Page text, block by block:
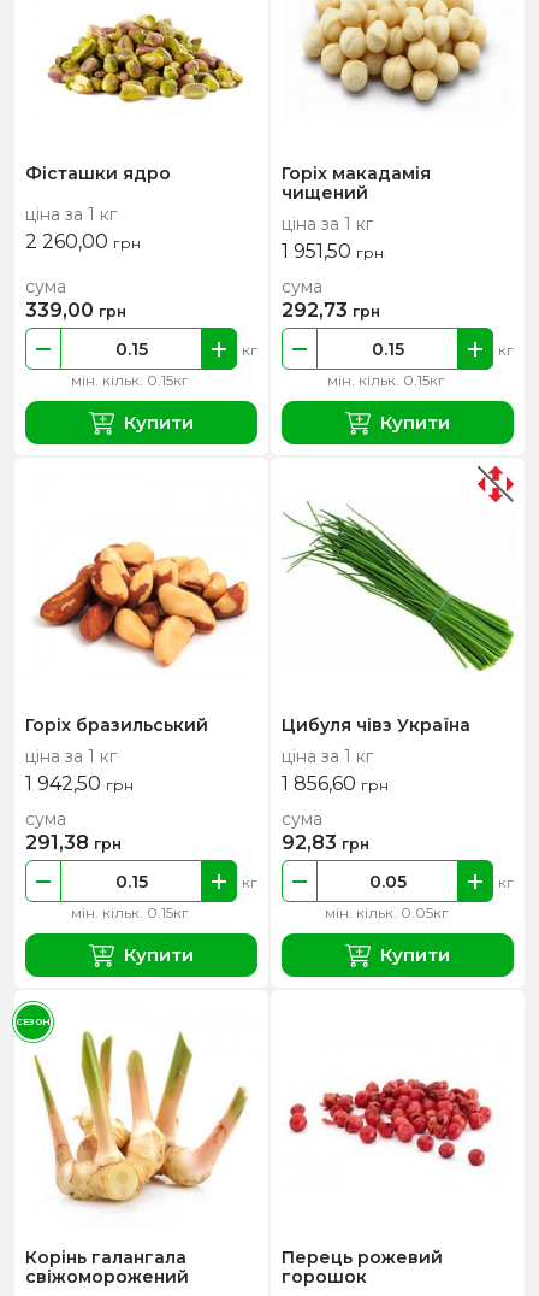
Фісташки ядро
ціна за 1 кг
2 260,00 грн
мін. кільк. 0.15кг
кг
сума
339,00 грн
Купити
Горіх макадамія
чищений
ціна за 1 кг
1 951,50 грн
мін. кільк. 0.15кг
кг
сума
292,73 грн
Купити
Горіх бразильський
ціна за 1 кг
1 942,50 грн
мін. кільк. 0.15кг
кг
сума
291,38 грн
Купити
Цибуля чівз Україна
ціна за 1 кг
1 856,60 грн
мін. кільк. 0.05кг
кг
сума
92,83 грн
Купити
Корінь галангала
свіжоморожений
СЕЗОН
Перець рожевий
горошок